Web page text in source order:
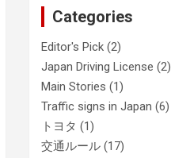
Categories
Editor's Pick (2)
Japan Driving License (2)
Main Stories (1)
Traffic signs in Japan (6)
トヨタ (1)
交通ルール (17)